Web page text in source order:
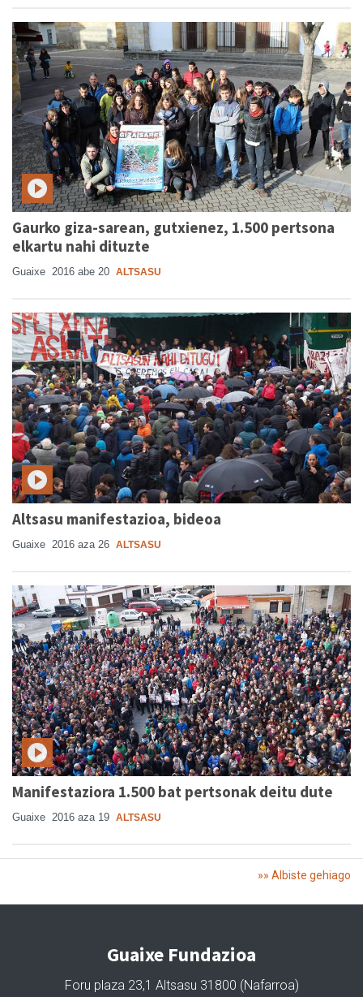
Gaurko giza-sarean, gutxienez, 1.500 pertsona
elkartu nahi dituzte
Guaixe 2016 abe 20 ALTSASU
Altsasu manifestazioa, bideoa
Guaixe 2016 aza 26 ALTSASU
Manifestaziora 1.500 bat pertsonak deitu dute
Guaixe 2016 aza 19 ALTSASU
»» Albiste gehiago
Guaixe Fundazioa
Foru plaza 23,1 Altsasu 31800 (Nafarroa)